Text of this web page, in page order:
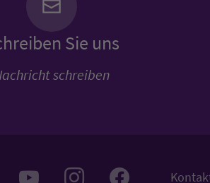
Sie uns
schreiben